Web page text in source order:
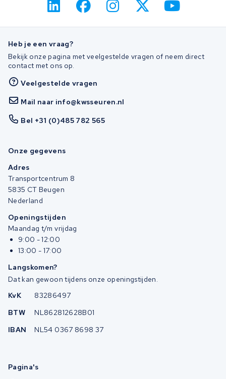
Heb je een vraag?
Bekijk onze pagina met veelgestelde vragen of neem direct
contact met ons op.
Veelgestelde vragen
Mail naar info@kwsseuren.nl
Bel +31 (0)485 782 565
Onze gegevens
Adres
Transportcentrum 8
5835 CT Beugen
Nederland
Openingstijden
Maandag t/m vrijdag
9:00 - 12:00
13:00 - 17:00
Langskomen?
Dat kan gewoon tijdens onze openingstijden.
KvK
83286497
BTW
NL862812628B01
IBAN
NL54 0367 8698 37
Pagina's